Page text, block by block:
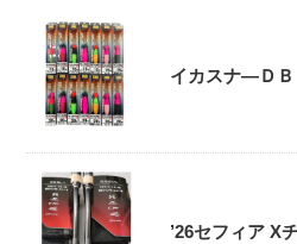
イカスナ―ＤＢ
’26セフィア X